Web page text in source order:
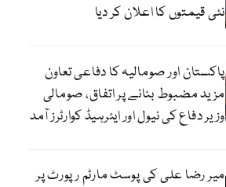
نئی قیمتوں کا اعلان کر دیا
پاکستان اور صومالیہ کا دفاعی تعاون
مزید مضبوط بنانے پر اتفاق، صومالی
وزیر دفاع کی نیول اور ایئرہیڈ کوارٹرز آمد
میر رضا علی کی پوسٹ مارٹم رپورٹ پر